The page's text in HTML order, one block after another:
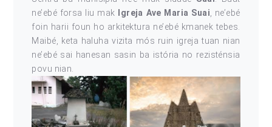
ne’ebé forsa liu mak
Igreja Ave Maria Suai , ne’ebé
foin harii foun ho arkitektura ne’ebé kmanek tebes.
Maibé, keta haluha vizita mós ruin igreja tuan nian
ne’ebé sai hanesan sasin ba istória no rezisténsia
povu nian.